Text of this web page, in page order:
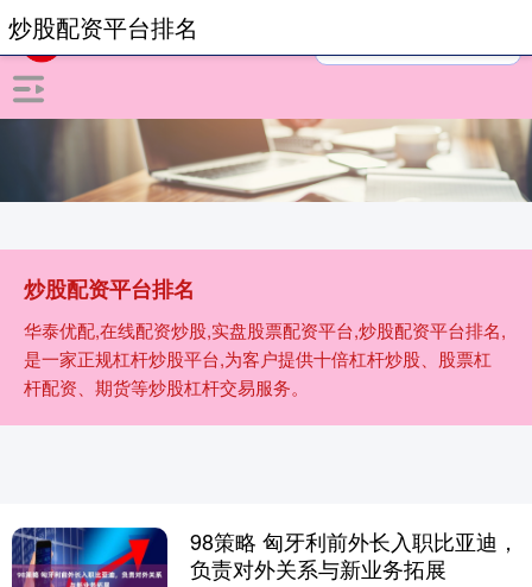
炒股配资平台排名
华泰优配,在线配资炒股,实盘股票配资平台,炒股配资平台排名,
是一家正规杠杆炒股平台,为客户提供十倍杠杆炒股、股票杠
杆配资、期货等炒股杠杆交易服务。
炒股配资平台排名
98策略 匈牙利前外长入职比亚迪，
负责对外关系与新业务拓展